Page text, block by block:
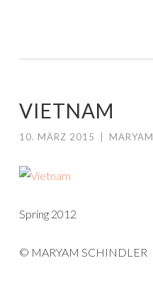
VIETNAM
10. MÄRZ 2015 MARYAM
Spring 2012
© MARYAM SCHINDLER